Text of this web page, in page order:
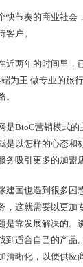
快节奏的商业社会
客户。
近两年的时间里，
为王 做专业的旅
。
是BtoC营销模式
是以怎样的心态和
务吸引更多的加盟
建国也遇到很多困
，这就需要以更加
是靠发展解决的。
到适合自己的产品
清晰化，以便供应